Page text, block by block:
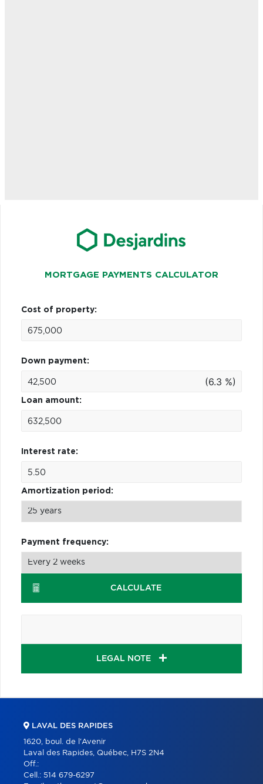
MORTGAGE PAYMENTS CALCULATOR
Cost of property:
Down payment:
(6.3 %)
Loan amount:
Interest rate:
Amortization period:
Payment frequency:
CALCULATE
LEGAL NOTE
LAVAL DES RAPIDES
1620, boul. de l'Avenir
Laval des Rapides, Québec, H7S 2N4
Off.:
Cell.: 514 679-6297